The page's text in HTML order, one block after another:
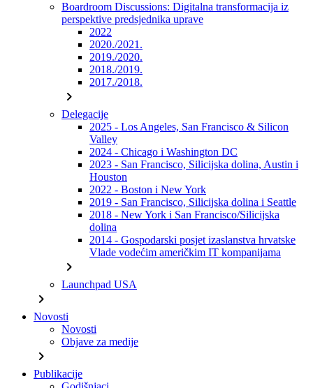
Boardroom Discussions: Digitalna transformacija iz
perspektive predsjednika uprave
2022
2020./2021.
2019./2020.
2018./2019.
2017./2018.
chevron_right
Delegacije
2025 - Los Angeles, San Francisco & Silicon
Valley
2024 - Chicago i Washington DC
2023 - San Francisco, Silicijska dolina, Austin i
Houston
2022 - Boston i New York
2019 - San Francisco, Silicijska dolina i Seattle
2018 - New York i San Francisco/Silicijska
dolina
2014 - Gospodarski posjet izaslanstva hrvatske
Vlade vodećim američkim IT kompanijama
chevron_right
Launchpad USA
chevron_right
Novosti
Novosti
Objave za medije
chevron_right
Publikacije